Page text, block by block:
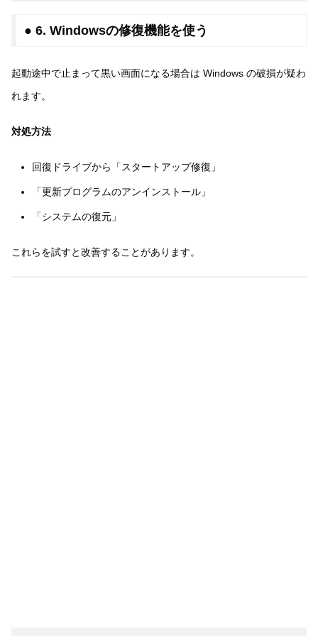
● 6. Windowsの修復機能を使う
起動途中で止まって黒い画面になる場合は Windows の破損が疑わ
れます。
対処方法
回復ドライブから「スタートアップ修復」
「更新プログラムのアンインストール」
「システムの復元」
これらを試すと改善することがあります。